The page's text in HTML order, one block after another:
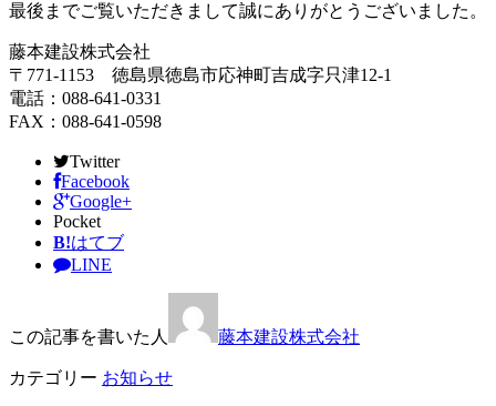
最後までご覧いただきまして誠にありがとうございました。
藤本建設株式会社
〒771-1153 徳島県徳島市応神町吉成字只津12-1
電話：088-641-0331
FAX：088-641-0598
Twitter
Facebook
Google+
Pocket
B!はてブ
LINE
この記事を書いた人 藤本建設株式会社
カテゴリー お知らせ